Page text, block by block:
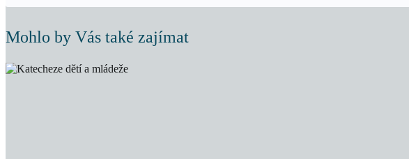
Mohlo by Vás také zajímat